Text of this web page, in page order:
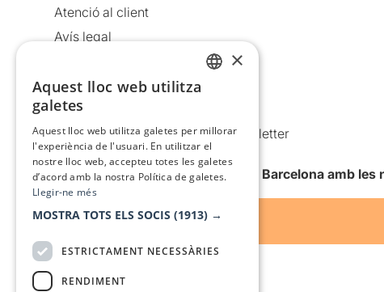
Atenció al client
Avís legal
Política de cookies
Condicions d’ús
Comunicacions comercials i Newsletter
Anuncia’t
Vull rebre la newsletter de Teatre Barcelona amb
×
Aquest lloc web utilitza
galetes
Aquest lloc web utilitza galetes per millorar
l'experiència de l'usuari. En utilitzar el
nostre lloc web, accepteu totes les galetes
d’acord amb la nostra Política de galetes.
Llegir-ne més
MOSTRA TOTS ELS SOCIS (1913) →
ESTRICTAMENT NECESSÀRIES
RENDIMENT